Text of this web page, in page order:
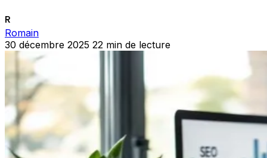
R
Romain
30 décembre 2025 22 min de lecture